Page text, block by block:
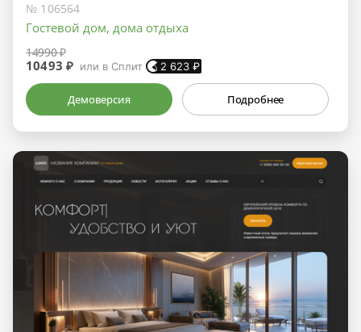
№ 106564
Гостевой дом, дома отдыха
14990 ₽
10493 ₽ или в Сплит 2 623 ₽
Демоверсия Подробнее